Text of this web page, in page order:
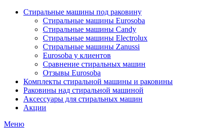
Стиральные машины под раковину
Стиральные машины Eurosoba
Стиральные машины Candy
Стиральные машины Electrolux
Стиральные машины Zanussi
Eurosoba у клиентов
Сравнение стиральных машин
Отзывы Eurosoba
Комплекты стиральной машины и раковины
Раковины над стиральной машиной
Аксесcуары для стиральных машин
Акции
Меню